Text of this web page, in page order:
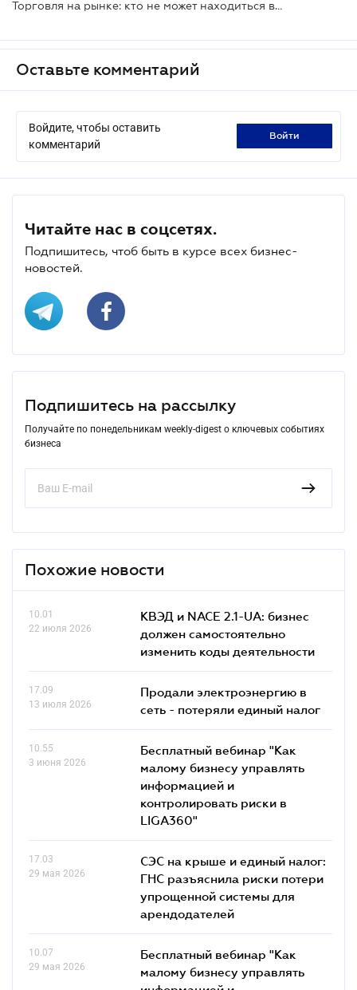
Торговля на рынке: кто не может находиться в первой группе единого налога
Оставьте комментарий
Войдите, чтобы оставить
комментарий
войти
Читайте нас в соцсетях.
Подпишитесь, чтоб быть в курсе всех бизнес-
новостей.
Подпишитесь на рассылку
Получайте по понедельникам weekly-digest о ключевых событиях
бизнеса
Похожие новости
10.01
22 июля 2026
КВЭД и NACE 2.1-UA: бизнес
должен самостоятельно
изменить коды деятельности
17.09
13 июля 2026
Продали электроэнергию в
сеть - потеряли единый налог
10.55
3 июня 2026
Бесплатный вебинар "Как
малому бизнесу управлять
информацией и
контролировать риски в
LIGA360"
17.03
29 мая 2026
СЭС на крыше и единый налог:
ГНС разъяснила риски потери
упрощенной системы для
арендодателей
10.07
29 мая 2026
Бесплатный вебинар "Как
малому бизнесу управлять